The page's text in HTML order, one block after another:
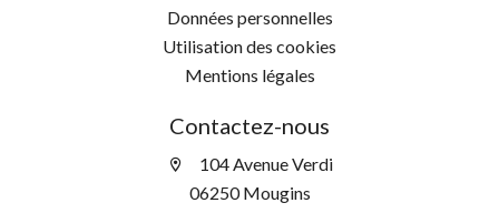
Données personnelles
Utilisation des cookies
Mentions légales
Contactez-nous
104 Avenue Verdi
06250 Mougins